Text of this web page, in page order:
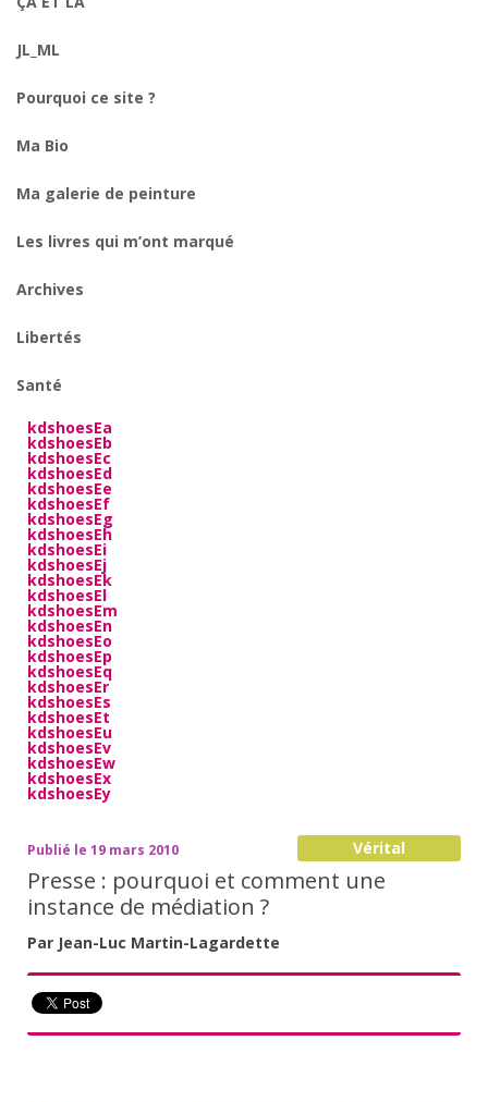
JL_ML
Pourquoi ce site ?
Ma Bio
Ma galerie de peinture
Les livres qui m’ont marqué
Archives
Libertés
Santé
kdshoesEa
kdshoesEb
kdshoesEc
kdshoesEd
kdshoesEe
kdshoesEf
kdshoesEg
kdshoesEh
kdshoesEi
kdshoesEj
kdshoesEk
kdshoesEl
kdshoesEm
kdshoesEn
kdshoesEo
kdshoesEp
kdshoesEq
kdshoesEr
kdshoesEs
kdshoesEt
kdshoesEu
kdshoesEv
kdshoesEw
kdshoesEx
kdshoesEy
Publié le 19 mars 2010 Vérital
Presse : pourquoi et comment une
instance de médiation ?
Par Jean-Luc Martin-Lagardette